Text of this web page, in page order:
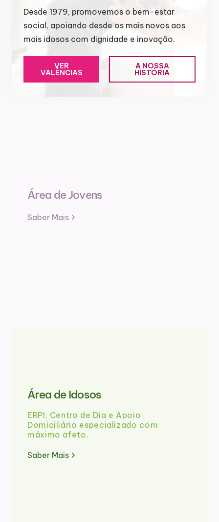
Desde 1979, promovemos o bem-estar
social, apoiando desde os mais novos aos
mais idosos com dignidade e inovação.
VER
VALÊNCIAS
A NOSSA
HISTÓRIA
Área de Jovens
Saber Mais
Área de Idosos
ERPI, Centro de Dia e Apoio
Domiciliário especializado com
máximo afeto.
Saber Mais